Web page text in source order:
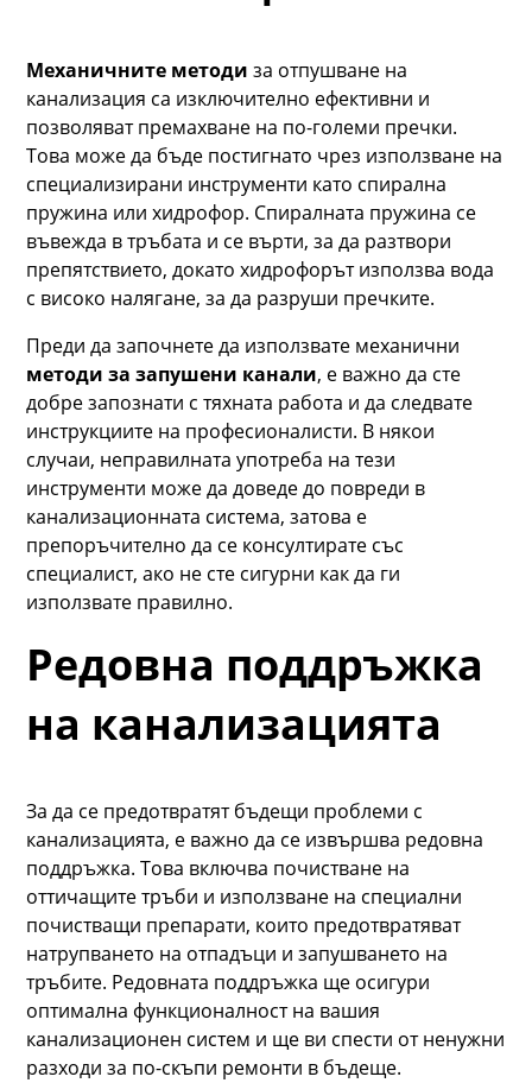
Механичните методи за отпушване на
канализация са изключително ефективни и
позволяват премахване на по-големи пречки.
Това може да бъде постигнато чрез използване на
специализирани инструменти като спирална
пружина или хидрофор. Спиралната пружина се
въвежда в тръбата и се върти, за да разтвори
препятствието, докато хидрофорът използва вода
с високо налягане, за да разруши пречките.
Преди да започнете да използвате механични
методи за запушени канали, е важно да сте
добре запознати с тяхната работа и да следвате
инструкциите на професионалисти. В някои
случаи, неправилната употреба на тези
инструменти може да доведе до повреди в
канализационната система, затова е
препоръчително да се консултирате със
специалист, ако не сте сигурни как да ги
използвате правилно.
Редовна поддръжка
на канализацията
За да се предотвратят бъдещи проблеми с
канализацията, е важно да се извършва редовна
поддръжка. Това включва почистване на
оттичащите тръби и използване на специални
почистващи препарати, които предотвратяват
натрупването на отпадъци и запушването на
тръбите. Редовната поддръжка ще осигури
оптимална функционалност на вашия
канализационен систем и ще ви спести от ненужни
разходи за по-скъпи ремонти в бъдеще.